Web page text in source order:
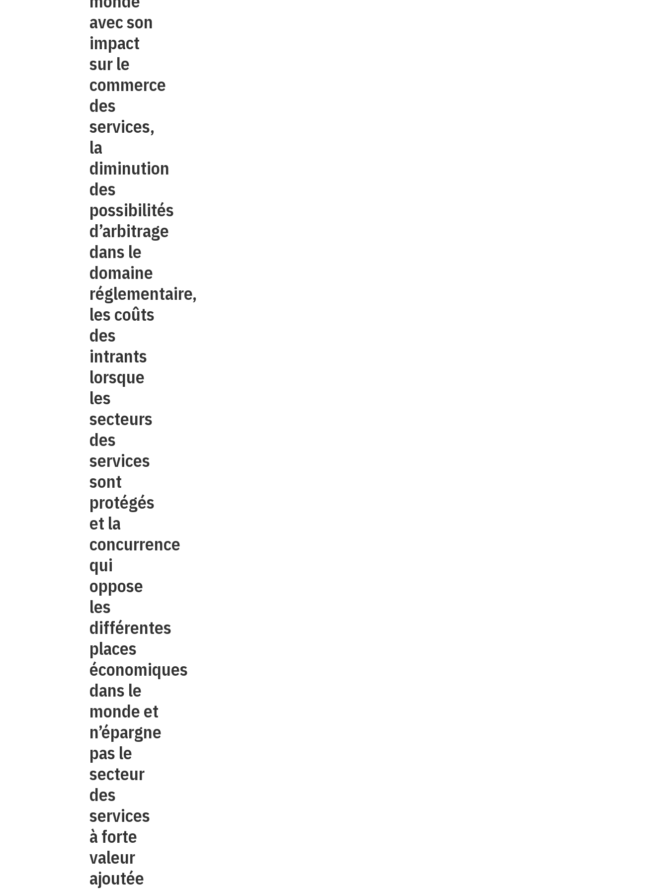
avec son
impact
sur le
commerce
des
services,
la
diminution
des
possibilités
d’arbitrage
dans le
domaine
réglementaire,
les coûts
des
intrants
lorsque
les
secteurs
des
services
sont
protégés
et la
concurrence
qui
oppose
les
différentes
places
économiques
dans le
monde et
n’épargne
pas le
secteur
des
services
à forte
valeur
ajoutée